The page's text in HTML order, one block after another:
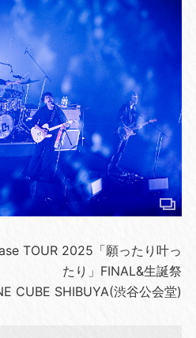
TOUR 2025「願ったり叶っ
たり」FINAL&生誕祭
CUBE SHIBUYA(渋谷公会堂)